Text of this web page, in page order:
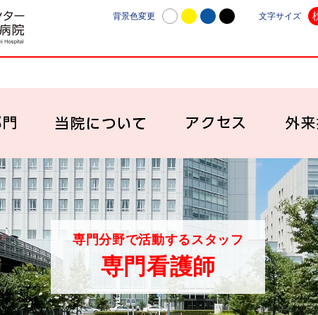
日本赤十字社愛知医療センター名古屋第一病院 | 愛知
背景色変更 文字サイズ
診療科・部門 当院について アク
専門分野で活動するスタッフ
専門看護師